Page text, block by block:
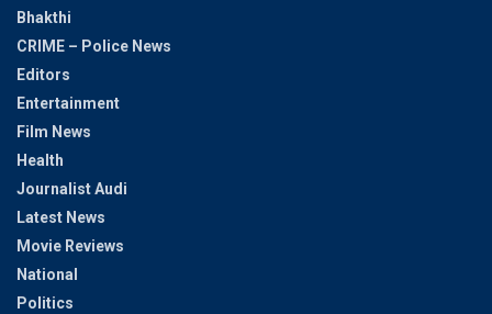
Bhakthi
CRIME – Police News
Editors
Entertainment
Film News
Health
Journalist Audi
Latest News
Movie Reviews
National
Politics